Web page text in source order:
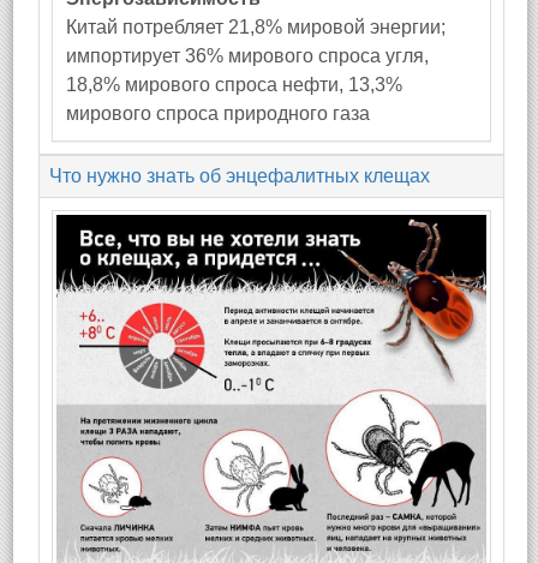
Китай потребляет 21,8% мировой энергии;
импортирует 36% мирового спроса угля,
18,8% мирового спроса нефти, 13,3%
мирового спроса природного газа
Что нужно знать об энцефалитных клещах